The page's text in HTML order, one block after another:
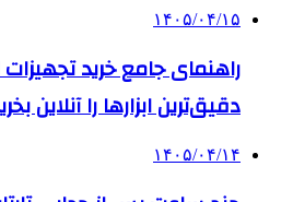
۱۴۰۵/۰۴/۱۵
راهنمای جامع خرید
دقیق‌ترین ابزارها را آنلاین
۱۴۰۵/۰۴/۱۴